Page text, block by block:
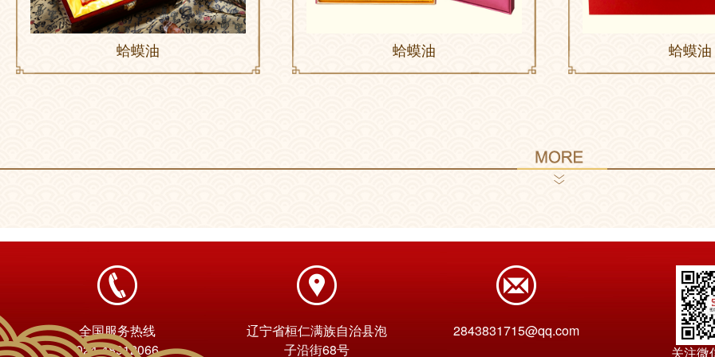
蛤蟆油 蛤蟆油 蛤蟆油
全国服务热线
024-48912066
辽宁省桓仁满族自治县泡
子沿街68号
2843831715@qq.com
关注微